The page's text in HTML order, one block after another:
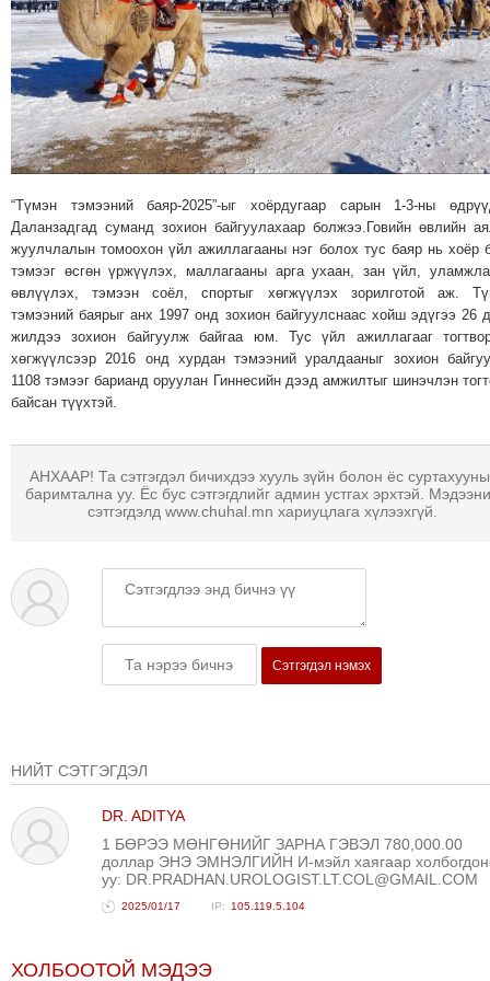
МЭДЭХҮЙ
ТЕХНОЛОГИ
ЭРДЭНЭТ
ҮЙЛДВЭРИЙН
ЭРГЭН
ТОЙРОНД
ЧУУЛГАНЫ
ЭРГЭН
ТОЙРОНД
"ОУВС"-
ИЙН
ЭРГЭН
ТОЙРОНД
ТАЙМ"ЫН
ЭРГЭН
ТОЙРОНД
ОСЛЫН
ЭРГЭН
ЕРӨНХИЙЛӨГЧИЙН
СОНГУУЛИЙН
ЭРГЭН
ТОЙРОНД
ЭРГЭН
“Түмэн тэмээний баяр-2025”-ыг хоёрдугаар сарын 1-3-ны
Даланзадгад суманд зохион байгуулахаар болжээ.Говийн өвлийн
жуулчлалын томоохон үйл ажиллагааны нэг болох тус баяр нь хоёр
тэмээг өсгөн үржүүлэх, маллагааны арга ухаан, зан үйл,
өвлүүлэх, тэмээн соёл, спортыг хөгжүүлэх зорилготой аж.
тэмээний баярыг анх 1997 онд зохион байгуулснаас хойш эдүгээ 26
жилдээ зохион байгуулж байгаа юм. Тус үйл ажиллагааг
хөгжүүлсээр 2016 онд хурдан тэмээний уралдааныг зохион
1108 тэмээг барианд оруулан Гиннесийн дээд амжилтыг шинэчлэн
байсан түүхтэй.
АНХААР! Та сэтгэгдэл бичихдээ хууль зүйн болон ёс
баримтална уу. Ёс бус сэтгэгдлийг админ устгах эрхтэй.
сэтгэгдэлд www.chuhal.mn хариуцлага хүлээхгүй.
Сэтгэгдэл нэмэх
НИЙТ СЭТГЭГДЭЛ
DR. ADITYA
1 БӨРЭЭ МӨНГӨНИЙГ ЗАРНА ГЭВЭЛ 780,000.00
доллар ЭНЭ ЭМНЭЛГИЙН И-мэйл хаягаар
уу: DR.PRADHAN.UROLOGIST.LT.COL@GMAIL.COM
2025/01/17 105.119.5.104
ХОЛБООТОЙ МЭДЭЭ